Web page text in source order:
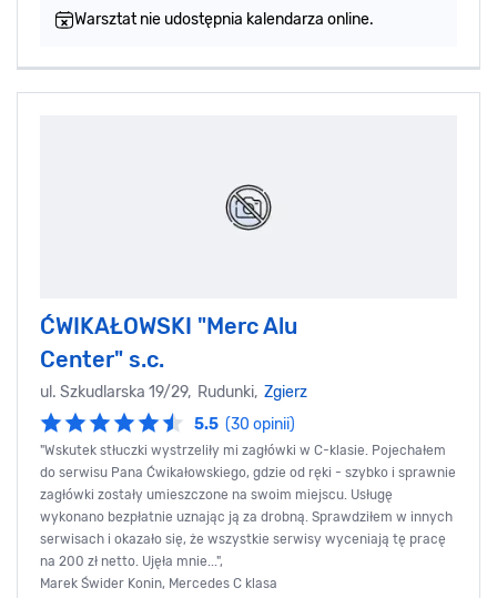
Warsztat nie udostępnia kalendarza online.
ĆWIKAŁOWSKI "Merc Alu
Center" s.c.
ul. Szkudlarska 19/29, Rudunki, Zgierz
5.5 (30 opinii)
"Wskutek stłuczki wystrzeliły mi zagłówki w C-klasie. Pojechałem
do serwisu Pana Ćwikałowskiego, gdzie od ręki - szybko i sprawnie
zagłówki zostały umieszczone na swoim miejscu. Usługę
wykonano bezpłatnie uznając ją za drobną. Sprawdziłem w innych
serwisach i okazało się, że wszystkie serwisy wyceniają tę pracę
na 200 zł netto. Ujęła mnie...",
Marek Świder Konin, Mercedes C klasa